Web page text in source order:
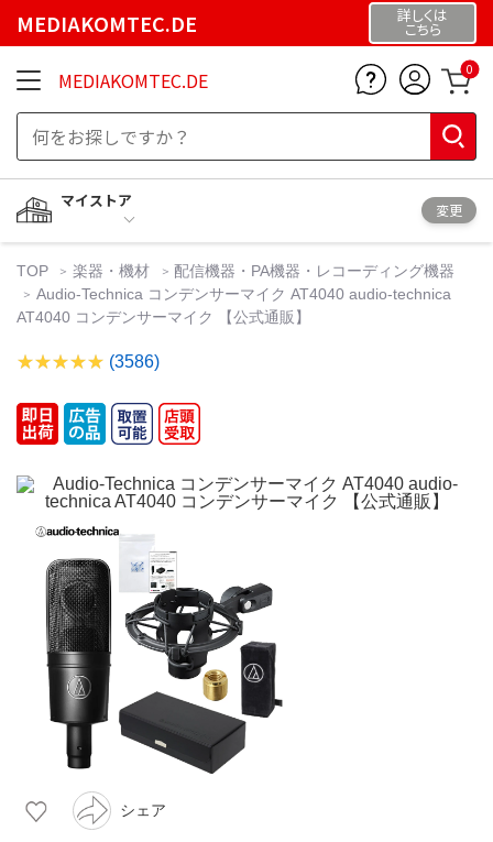
MEDIAKOMTEC.DE 詳しくは
こちら
MEDIAKOMTEC.DE 0
マイストア
変更
TOP 楽器・機材
配信機器・PA機器・レコーディング機器
Audio-Technica コンデンサーマイク AT4040 audio-technica
AT4040 コンデンサーマイク 【公式通販】
(3586)
シェア